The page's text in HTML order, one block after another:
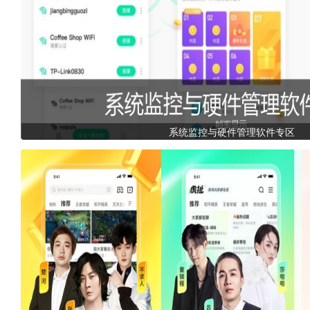
系统监控与硬件管理软件专区